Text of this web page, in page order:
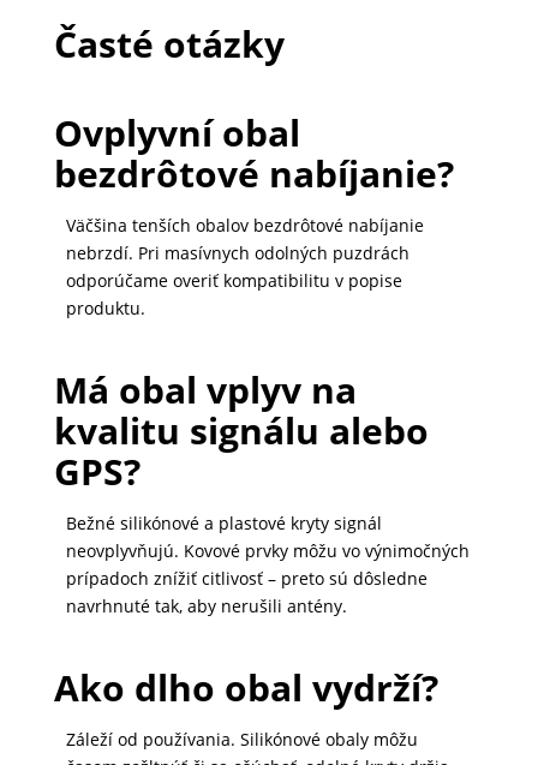
Časté otázky
Ovplyvní obal
bezdrôtové nabíjanie?
Väčšina tenších obalov bezdrôtové nabíjanie
nebrzdí. Pri masívnych odolných puzdrách
odporúčame overiť kompatibilitu v popise
produktu.
Má obal vplyv na
kvalitu signálu alebo
GPS?
Bežné silikónové a plastové kryty signál
neovplyvňujú. Kovové prvky môžu vo výnimočných
prípadoch znížiť citlivosť – preto sú dôsledne
navrhnuté tak, aby nerušili antény.
Ako dlho obal vydrží?
Záleží od používania. Silikónové obaly môžu